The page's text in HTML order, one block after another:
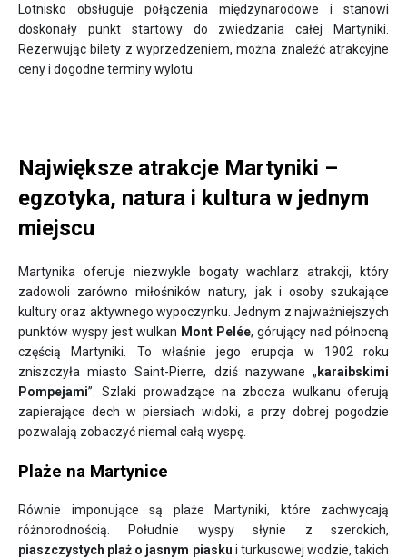
Lotnisko obsługuje połączenia międzynarodowe i stanowi
doskonały punkt startowy do zwiedzania całej Martyniki.
Rezerwując bilety z wyprzedzeniem, można znaleźć atrakcyjne
ceny i dogodne terminy wylotu.
Największe atrakcje Martyniki –
egzotyka, natura i kultura w jednym
miejscu
Martynika oferuje niezwykle bogaty wachlarz atrakcji, który
zadowoli zarówno miłośników natury, jak i osoby szukające
kultury oraz aktywnego wypoczynku. Jednym z najważniejszych
punktów wyspy jest wulkan Mont Pelée, górujący nad północną
częścią Martyniki. To właśnie jego erupcja w 1902 roku
zniszczyła miasto Saint-Pierre, dziś nazywane „karaibskimi
Pompejami”. Szlaki prowadzące na zbocza wulkanu oferują
zapierające dech w piersiach widoki, a przy dobrej pogodzie
pozwalają zobaczyć niemal całą wyspę.
Plaże na Martynice
Równie imponujące są plaże Martyniki, które zachwycają
różnorodnością. Południe wyspy słynie z szerokich,
piaszczystych plaż o jasnym piasku i turkusowej wodzie, takich